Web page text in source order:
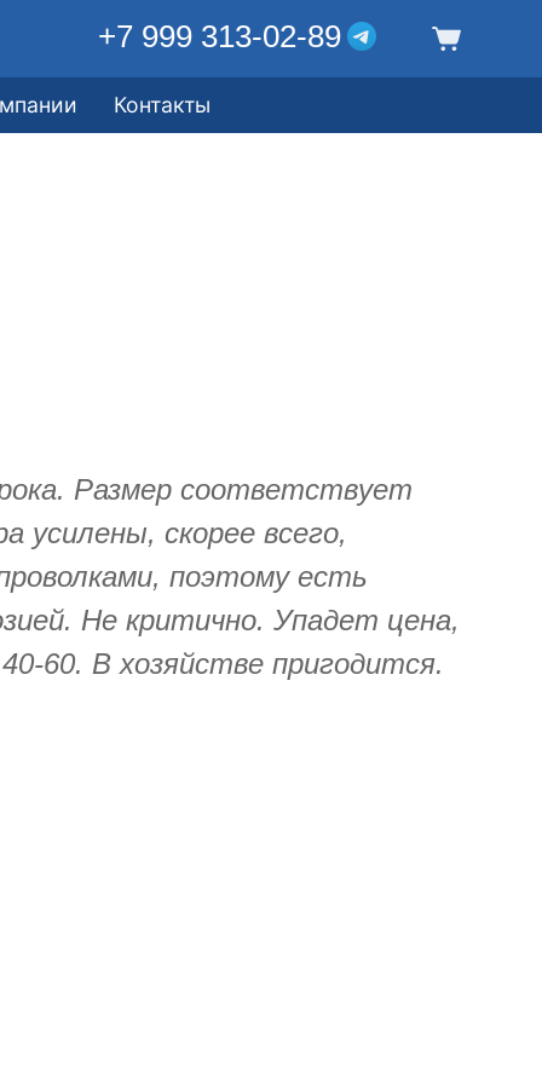
+7 999 313-02-89
Контакты
Размер соответствует
усилены, скорее всего,
поэтому есть
Не критично. Упадет цена,
60. В хозяйстве пригодится.